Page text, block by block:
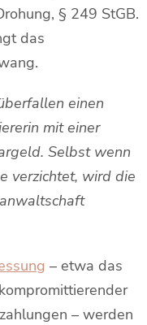
§ 249 StGB.
das
einen
mit einer
Selbst wenn
verzichtet, wird die
– etwa das
– werden